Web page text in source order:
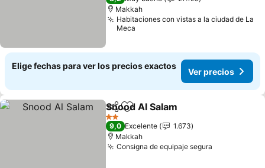
Makkah
Habitaciones con vistas a la ciudad de La
Meca
Elige fechas para ver los precios exactos
Ver precios
CompartirAgregar a favoritos
Snood Al Salam
2 Estrellas
9,0 Excelente
1.673
Makkah
Consigna de equipaje segura